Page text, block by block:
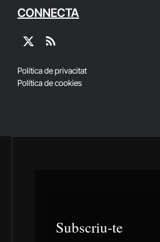
CONNECTA
X
RSS
Política de privacitat
Política de cookies